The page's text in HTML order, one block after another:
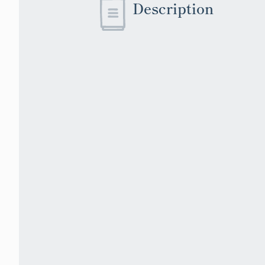
Description